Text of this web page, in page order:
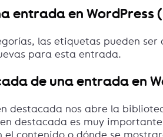
entrada en WordPress
las etiquetas pueden
para esta entrada.
de una entrada en
destacada nos abre la
destacada es muy